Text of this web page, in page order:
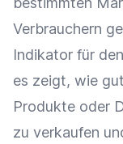
Verbrauchern
Indikator für
es zeigt, wie
Produkte oder
zu verkaufen